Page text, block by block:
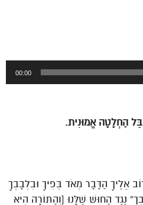
00:00
הַחְלָטָה אֱמוּנִית.
אֵלֶיךָ הַדָּבָר מְאֹד בְּפִיךָ וּבִלְבָבְךָ
נֶגֶד הַחוּשׁ שֶׁלָּנוּ [וְהַתּוֹרָה הִיא